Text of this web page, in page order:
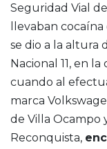
Seguridad Vial
llevaban
se dio a la altura
Nacional 11, en
cuando al
marca
de Villa Ocampo
Reconquista,